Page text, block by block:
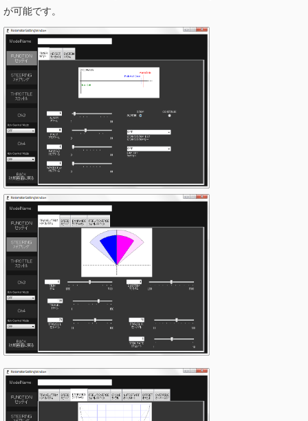
が可能です。